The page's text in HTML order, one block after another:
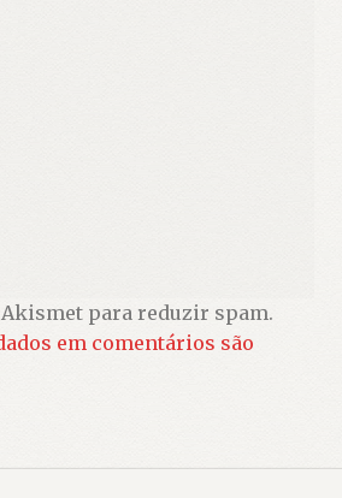
para reduzir spam.
em comentários são